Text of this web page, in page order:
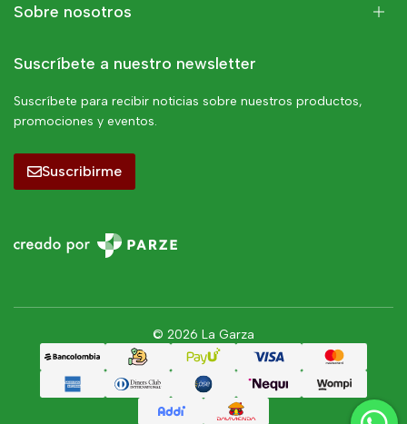
Sobre nosotros
Suscríbete a nuestro newsletter
Suscríbete para recibir noticias sobre nuestros productos,
promociones y eventos.
Suscribirme
© 2026 La Garza